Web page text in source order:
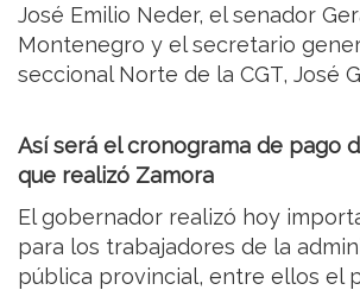
José Emilio Neder, el senador
Montenegro y el secretario
seccional Norte de la CGT, José
Así será el cronograma de pago
que realizó Zamora
El gobernador realizó hoy
para los trabajadores de la
pública provincial, entre ellos el